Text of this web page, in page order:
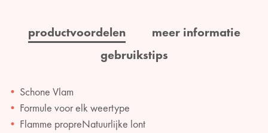
productvoordelen
meer informatie
gebruikstips
Schone Vlam
Formule voor elk weertype
Flamme propreNatuurlijke lont